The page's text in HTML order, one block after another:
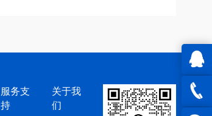
QQ在
服务支
持
关于我
们